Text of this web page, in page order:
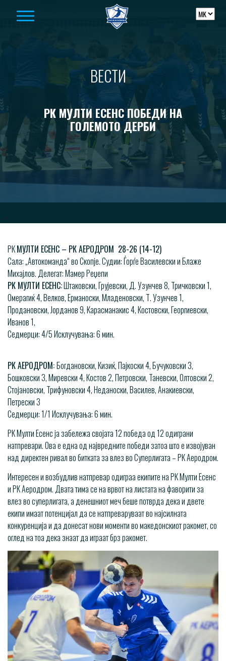
ВЕСТИ
РК МУЛТИ ЕСЕНС ПОБЕДИ НА
ГОЛЕМОТО ДЕРБИ
-->
РКМУЛТИ ЕСЕНС – РК АЕРОДРОМ 28-26 (14-12)
Сала: „Автокоманда“ во Скопје. Судии: Ѓорѓе Василевски и Блаже
Михајлов. Делегат: Мамер Реџепи
РК МУЛТИ ЕСЕНС:Штаковски, Грујевски, Д. Узунчев 8, Тричковски 1,
Омерагиќ 4, Велков, Ерманоски, Младеновски, Т. Узунчев 1,
Продановски, Јорданов 9, Карасманакис 4, Костовски, Георгиевски,
Иванов 1,
Седмерци: 4/5 Исклучувања: 6 мин.
РК АЕРОДРОМ:Богдановски, Кизиќ, Пајкоски 4, Бучуковски 3,
Бошковски 3, Миревски 4, Костов 2, Петровски, Таневски, Олтовски 2,
Стојановски, Трифуновски 4, Неданоски, Василев, Анакиевски,
Петрески 3
Седмерци: 1/1 Исклучувања: 6 мин.
РК Мулти Есенс ја забележа својата 12 победа од 12 одиграни
натпревари. Ова е една од највредните победи затоа што е извојуван
над директен ривал во битката за влез во Суперлигата – РК Аеродром.
Интересен и возбудлив натпревар одиграа екипите на РК Мулти Есенс
и РК Аеродром. Двата тима се на врвот на листата на фаворити за
влез во суперлигата, а денешниот меч беше потврда дека и двете
екипи имаат потенцијал да се натпреваруваат во најсилната
конкуренција и да донесат нови моменти во македонскиот ракомет, со
оглед на тоа дека знаат да играат брз ракомет.